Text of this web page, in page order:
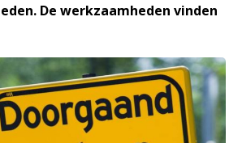
De werkzaamheden vinden